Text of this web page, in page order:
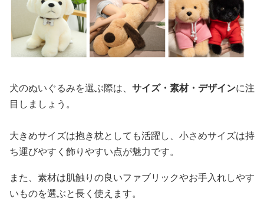
犬のぬいぐるみを選ぶ際は、 サイズ・素材・デザインに注
目しましょう。
大きめサイズは抱き枕としても活躍し、小さめサイズは持
ち運びやすく飾りやすい点が魅力です。
また、素材は肌触りの良いファブリックやお手入れしやす
いものを選ぶと長く使えます。